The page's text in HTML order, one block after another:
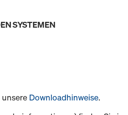
SYSTEMEN
Downloadhinweise.